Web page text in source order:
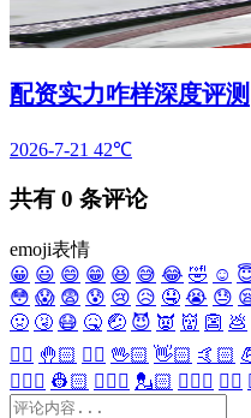
配资实力咋样深度评测
2026-7-21 42℃
共有 0 条评论
emoji表情
😀 😃 😄 😁 😆 😅 😂 🤣 ☺️
😳 😱 😨 😰 😢 😥 🤤 😭 😓
🤢 🤧 😷 🤒 🤕 😈 👿 👹 👺 💩
✋🏻 🤚🏻 🖐🏻 🖖🏻 👋🏻 🤙🏻
👷🏻‍♀️ 👷🏻 💂🏻‍♀️ 💂🏻 🕵🏻‍♀️ 🕵🏻